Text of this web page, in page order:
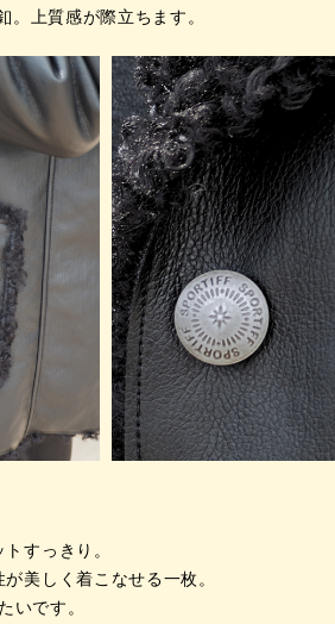
。上質感が際立ちます。
すっきり。
美しく着こなせる一枚。
いです。